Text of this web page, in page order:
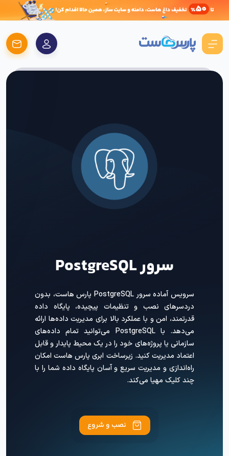
سرور PostgreSQL
سرویس آماده سرور PostgreSQL پارس هاست، بدون
دردسرهای نصب و تنظیمات پیچیده، پایگاه داده
قدرتمند، امن و با عملکرد بالا برای مدیریت داده‌ها ارائه
می‌دهد. با PostgreSQL می‌توانید تمام داده‌های
سازمانی یا پروژه‌های خود را در یک محیط پایدار و قابل
اعتماد مدیریت کنید. زیرساخت ابری پارس هاست امکان
راه‌اندازی و مدیریت سریع و آسان پایگاه داده شما را با
چند کلیک مهیا می‌کند.
نصب و شروع